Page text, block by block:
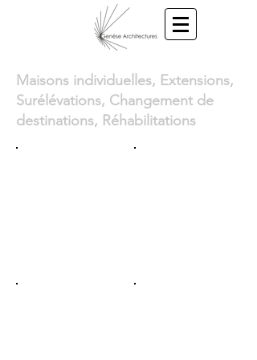
Maisons individuelles, Extensions,
Surélévations, Changement de
destinations, Réhabilitations